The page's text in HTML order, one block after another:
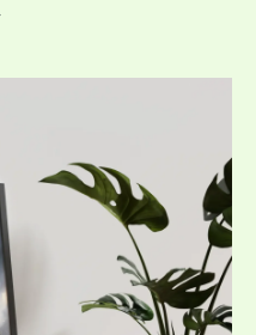
39,10 лв.
through
39,99 €
78,21 лв.